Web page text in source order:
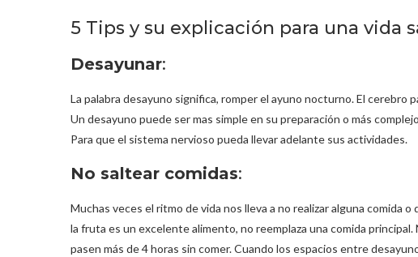
5 Tips y su explicación para una vida
Desayunar:
La palabra desayuno significa, romper el ayuno nocturno. El cerebro
Un desayuno puede ser mas simple en su preparación o más
Para que el sistema nervioso pueda llevar adelante sus actividades.
No saltear comidas:
Muchas veces el ritmo de vida nos lleva a no realizar alguna comida
la fruta es un excelente alimento, no reemplaza una comida
pasen más de 4 horas sin comer. Cuando los espacios entre